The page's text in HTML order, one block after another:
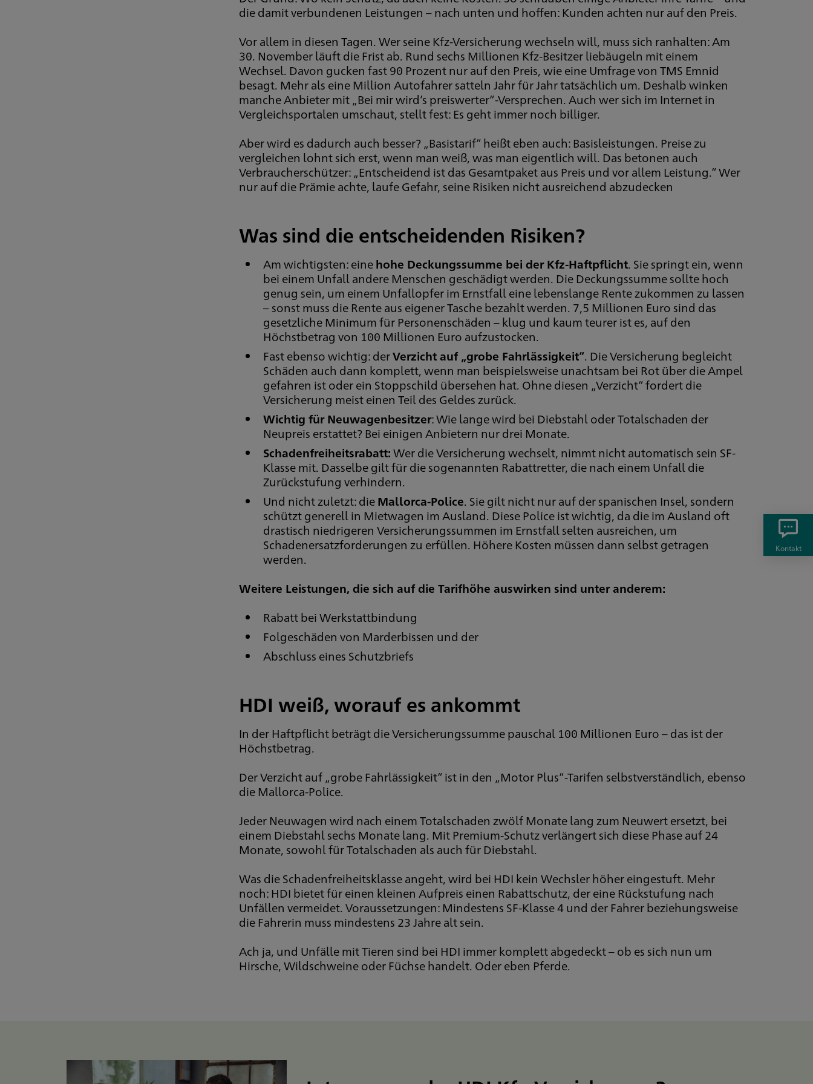
Kontakt
die damit verbundenen Leistungen – nach unten und hoffen: Kunden achten nur auf den Preis.
Vor allem in diesen Tagen. Wer seine Kfz-Versicherung wechseln will, muss sich ranhalten: Am
30. November läuft die Frist ab. Rund sechs Millionen Kfz-Besitzer liebäugeln mit einem
Wechsel. Davon gucken fast 90 Prozent nur auf den Preis, wie eine Umfrage von TMS Emnid
besagt. Mehr als eine Million Autofahrer satteln Jahr für Jahr tatsächlich um. Deshalb winken
manche Anbieter mit „Bei mir wird’s preiswerter“-Versprechen. Auch wer sich im Internet in
Vergleichsportalen umschaut, stellt fest: Es geht immer noch billiger.
Aber wird es dadurch auch besser? „Basistarif“ heißt eben auch: Basisleistungen. Preise zu
vergleichen lohnt sich erst, wenn man weiß, was man eigentlich will. Das betonen auch
Verbraucherschützer: „Entscheidend ist das Gesamtpaket aus Preis und vor allem Leistung.“ Wer
nur auf die Prämie achte, laufe Gefahr, seine Risiken nicht ausreichend abzudecken
Was sind die entscheidenden Risiken?
Am wichtigsten: einehohe Deckungssumme bei der Kfz-Haftpflicht. Sie springt ein, wenn
bei einem Unfall andere Menschen geschädigt werden. Die Deckungssumme sollte hoch
genug sein, um einem Unfallopfer im Ernstfall eine lebenslange Rente zukommen zu lassen
– sonst muss die Rente aus eigener Tasche bezahlt werden. 7,5 Millionen Euro sind das
gesetzliche Minimum für Personenschäden – klug und kaum teurer ist es, auf den
Höchstbetrag von 100 Millionen Euro aufzustocken.
Fast ebenso wichtig: derVerzicht auf „grobe Fahrlässigkeit“. Die Versicherung begleicht
Schäden auch dann komplett, wenn man beispielsweise unachtsam bei Rot über die Ampel
gefahren ist oder ein Stoppschild übersehen hat. Ohne diesen „Verzicht“ fordert die
Versicherung meist einen Teil des Geldes zurück.
Wichtig für Neuwagenbesitzer: Wie lange wird bei Diebstahl oder Totalschaden der
Neupreis erstattet? Bei einigen Anbietern nur drei Monate.
Schadenfreiheitsrabatt:Wer die Versicherung wechselt, nimmt nicht automatisch sein SF-
Klasse mit. Dasselbe gilt für die sogenannten Rabattretter, die nach einem Unfall die
Zurückstufung verhindern.
Und nicht zuletzt: dieMallorca-Police. Sie gilt nicht nur auf der spanischen Insel, sondern
schützt generell in Mietwagen im Ausland. Diese Police ist wichtig, da die im Ausland oft
drastisch niedrigeren Versicherungssummen im Ernstfall selten ausreichen, um
Schadenersatzforderungen zu erfüllen. Höhere Kosten müssen dann selbst getragen
werden.
Weitere Leistungen, die sich auf die Tarifhöhe auswirken sind unter anderem:
Rabatt bei Werkstattbindung
Folgeschäden von Marderbissen und der
Abschluss eines Schutzbriefs
HDI weiß, worauf es ankommt
In der Haftpflicht beträgt die Versicherungssumme pauschal 100 Millionen Euro – das ist der
Höchstbetrag.
Der Verzicht auf „grobe Fahrlässigkeit“ ist in den „Motor Plus“-Tarifen selbstverständlich, ebenso
die Mallorca-Police.
Jeder Neuwagen wird nach einem Totalschaden zwölf Monate lang zum Neuwert ersetzt, bei
einem Diebstahl sechs Monate lang. Mit Premium-Schutz verlängert sich diese Phase auf 24
Monate, sowohl für Totalschaden als auch für Diebstahl.
Was die Schadenfreiheitsklasse angeht, wird bei HDI kein Wechsler höher eingestuft. Mehr
noch: HDI bietet für einen kleinen Aufpreis einen Rabattschutz, der eine Rückstufung nach
Unfällen vermeidet. Voraussetzungen: Mindestens SF-Klasse 4 und der Fahrer beziehungsweise
die Fahrerin muss mindestens 23 Jahre alt sein.
Ach ja, und Unfälle mit Tieren sind bei HDI immer komplett abgedeckt – ob es sich nun um
Hirsche, Wildschweine oder Füchse handelt. Oder eben Pferde.